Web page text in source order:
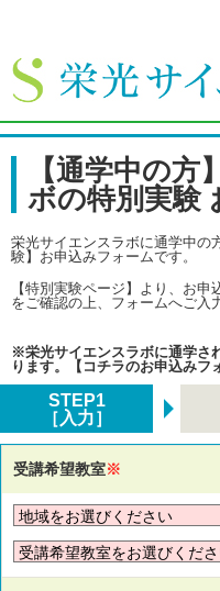
【通学中の方
ボの特別実験
栄光サイエンスラボに通学中の
験】お申込みフォームです。
【特別実験ページ】 より、お申
をご確認の上、フォームへご入
※栄光サイエンスラボに通学さ
ります。
【コチラのお申込みフ
STEP1
［入力］
受講希望教室※